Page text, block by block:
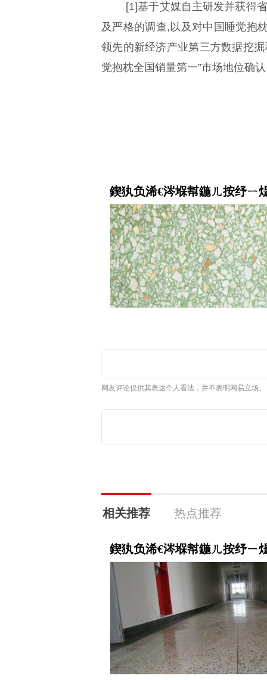
[1]基于艾媒自主研发并获得
及严格的调查,以及对中国睡觉抱
领先的新经济产业第三方数据挖
觉抱枕全国销量第一”市场地位确
网友评论仅供其表达个人看法，并不表明网易立场。
相关推荐 热点推荐